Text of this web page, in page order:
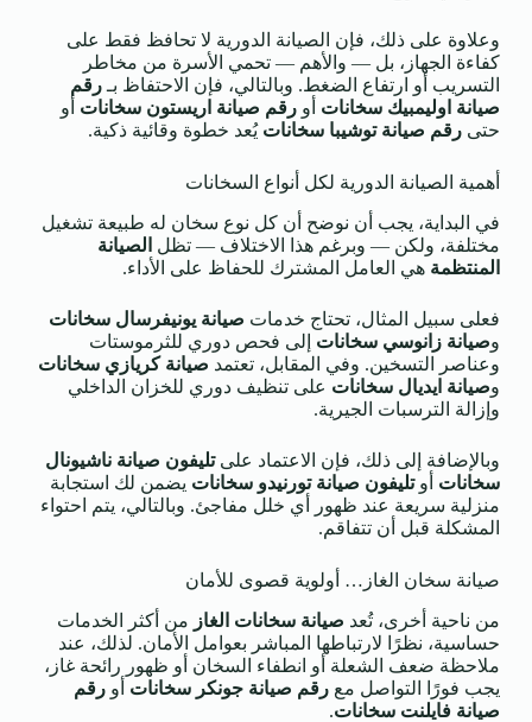
وعلاوة على ذلك، فإن الصيانة الدورية لا تحافظ فقط على
كفاءة الجهاز، بل — والأهم — تحمي الأسرة من مخاطر
التسريب أو ارتفاع الضغط. وبالتالي، فإن الاحتفاظ بـ رقم
صيانة اوليمبيك سخانات أو رقم صيانة اريستون سخانات أو
حتى رقم صيانة توشيبا سخانات يُعد خطوة وقائية ذكية.
أهمية الصيانة الدورية لكل أنواع السخانات
في البداية، يجب أن نوضح أن كل نوع سخان له طبيعة تشغيل
مختلفة، ولكن — وبرغم هذا الاختلاف — تظل الصيانة
المنتظمة هي العامل المشترك للحفاظ على الأداء.
فعلى سبيل المثال، تحتاج خدمات صيانة يونيفرسال سخانات
وصيانة زانوسي سخانات إلى فحص دوري للثرموستات
وعناصر التسخين. وفي المقابل، تعتمد صيانة كريازي سخانات
وصيانة ايديال سخانات على تنظيف دوري للخزان الداخلي
وإزالة الترسبات الجيرية.
وبالإضافة إلى ذلك، فإن الاعتماد علىتليفون صيانة ناشيونال
سخانات أوتليفون صيانة تورنيدو سخانات يضمن لك استجابة
منزلية سريعة عند ظهور أي خلل مفاجئ. وبالتالي، يتم احتواء
المشكلة قبل أن تتفاقم.
صيانة سخان الغاز… أولوية قصوى للأمان
من ناحية أخرى، تُعد صيانة سخانات الغاز من أكثر الخدمات
حساسية، نظرًا لارتباطها المباشر بعوامل الأمان. لذلك، عند
ملاحظة ضعف الشعلة أو انطفاء السخان أو ظهور رائحة غاز،
يجب فورًا التواصل مع رقم صيانة جونكر سخانات أو رقم
صيانة فايلنت سخانات.